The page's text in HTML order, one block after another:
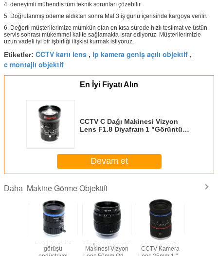
4. deneyimli mühendis tüm teknik sorunları çözebilir
5. Doğrulanmış ödeme aldıktan sonra Mal 3 iş günü içerisinde kargoya verilir.
6. Değerli müşterilerimize mümkün olan en kısa sürede hızlı teslimat ve üstün
servis sonrası mükemmel kalite sağlamakta ısrar ediyoruz. Müşterilerimizle
uzun vadeli iyi bir işbirliği ilişkisi kurmak istiyoruz.
Etiketler: CCTV kartı lens , ip kamera geniş açılı objektif ,
c montajlı objektif
En İyi Fiyatı Alın
CCTV C Dağı Makinesi Vizyon
Lens F1.8 Diyafram 1 "Görüntü
Devam et
Daha Makine Görme Objektifi
10MP makine
görüşü
Alaşım Muhafaza
Makinesi Vizyon
Akıllı Güvenlik
CCTV Kamera